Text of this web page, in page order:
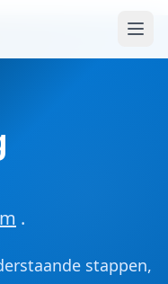
.
stappen,